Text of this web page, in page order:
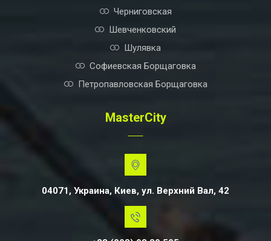
Черниговская
Шевченковский
Шулявка
Софиевская Борщаговка
Петропавловская Борщаговка
MasterCity
04071, Украина, Киев, ул. Верхний Вал, 42